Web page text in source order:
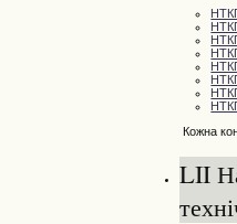
Кожна
LII